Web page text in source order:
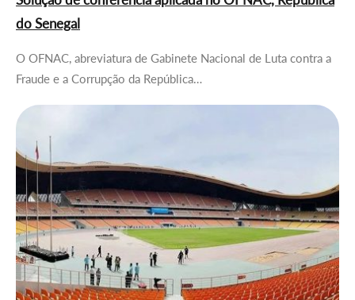
do Senegal
O OFNAC, abreviatura de Gabinete Nacional de Luta contra a
Fraude e a Corrupção da República…